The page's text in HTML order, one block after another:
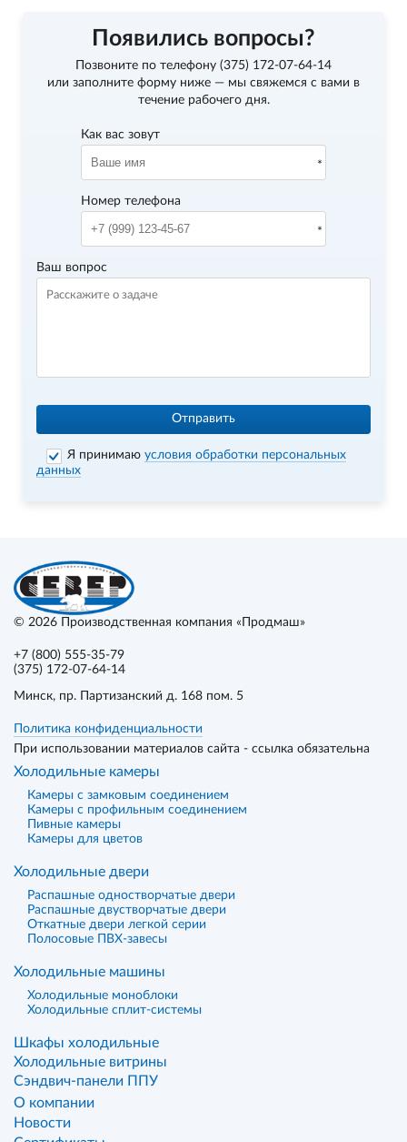
Появились вопросы?
Позвоните по телефону (375) 172-07-64-14
или заполните форму ниже — мы свяжемся с вами в
течение рабочего дня.
Как вас зовут
Номер телефона
Ваш вопрос
Отправить
Я принимаюусловия обработки персональных
данных
© 2026 Производственная компания «Продмаш»
+7 (800) 555-35-79
(375) 172-07-64-14
Минск, пр. Партизанский д. 168 пом. 5
Политика конфиденциальности
При использовании материалов сайта - ссылка обязательна
Холодильные камеры
Камеры с замковым соединением
Камеры с профильным соединением
Пивные камеры
Камеры для цветов
Холодильные двери
Распашные одностворчатые двери
Распашные двустворчатые двери
Откатные двери легкой серии
Полосовые ПВХ-завесы
Холодильные машины
Холодильные моноблоки
Холодильные сплит-системы
Шкафы холодильные
Холодильные витрины
Сэндвич-панели ППУ
О компании
Новости